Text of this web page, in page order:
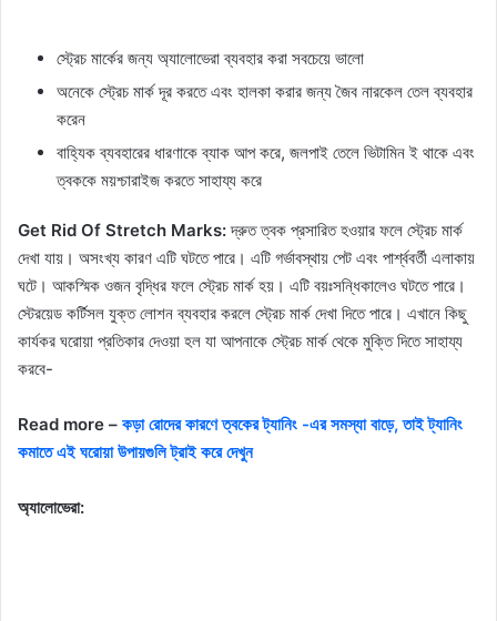
স্ট্রেচ মার্কের জন্য অ্যালোভেরা ব্যবহার করা সবচেয়ে ভালো
অনেকে স্ট্রেচ মার্ক দূর করতে এবং হালকা করার জন্য জৈব নারকেল তেল ব্যবহার
করেন
বাহ্যিক ব্যবহারের ধারণাকে ব্যাক আপ করে, জলপাই তেলে ভিটামিন ই থাকে এবং
ত্বককে ময়শ্চারাইজ করতে সাহায্য করে
Get Rid Of Stretch Marks:দ্রুত ত্বক প্রসারিত হওয়ার ফলে স্ট্রেচ মার্ক
দেখা যায়। অসংখ্য কারণ এটি ঘটতে পারে। এটি গর্ভাবস্থায় পেট এবং পার্শ্ববর্তী এলাকায়
ঘটে। আকস্মিক ওজন বৃদ্ধির ফলে স্ট্রেচ মার্ক হয়। এটি বয়ঃসন্ধিকালেও ঘটতে পারে।
স্টেরয়েড কর্টিসল যুক্ত লোশন ব্যবহার করলে স্ট্রেচ মার্ক দেখা দিতে পারে। এখানে কিছু
কার্যকর ঘরোয়া প্রতিকার দেওয়া হল যা আপনাকে স্ট্রেচ মার্ক থেকে মুক্তি দিতে সাহায্য
করবে-
Read more – কড়া রোদের কারণে ত্বকের ট্যানিং -এর সমস্যা বাড়ে, তাই ট্যানিং
কমাতে এই ঘরোয়া উপায়গুলি ট্রাই করে দেখুন
অ্যালোভেরা: